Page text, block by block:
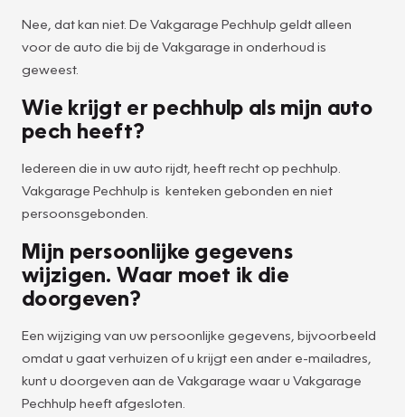
Nee, dat kan niet. De Vakgarage Pechhulp geldt alleen
voor de auto die bij de Vakgarage in onderhoud is
geweest.
Wie krijgt er pechhulp als mijn auto
pech heeft?
Iedereen die in uw auto rijdt, heeft recht op pechhulp.
Vakgarage Pechhulp is kenteken gebonden en niet
persoonsgebonden.
Mijn persoonlijke gegevens
wijzigen. Waar moet ik die
doorgeven?
Een wijziging van uw persoonlijke gegevens, bijvoorbeeld
omdat u gaat verhuizen of u krijgt een ander e-mailadres,
kunt u doorgeven aan de Vakgarage waar u Vakgarage
Pechhulp heeft afgesloten.